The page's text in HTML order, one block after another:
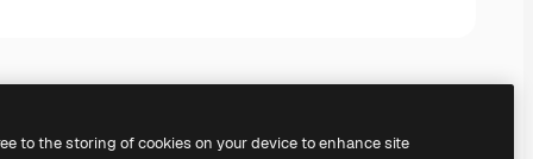
to the storing of cookies on your device to enhance site